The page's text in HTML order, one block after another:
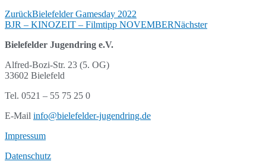
ZurückBielefelder Gamesday 2022
BJR – KINOZEIT – Filmtipp NOVEMBERNächster
Bielefelder Jugendring e.V.
Alfred-Bozi-Str. 23 (5. OG)
33602 Bielefeld
Tel. 0521 – 55 75 25 0
E-Mail info@bielefelder-jugendring.de
Impressum
Datenschutz